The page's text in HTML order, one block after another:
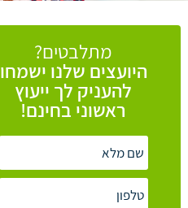
מתלבטים?
היועצים שלנו ישמחו
להעניק לך ייעוץ
ראשוני בחינם!